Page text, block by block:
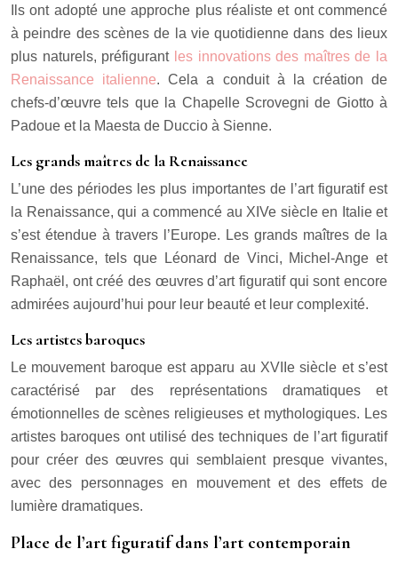
Ils ont adopté une approche plus réaliste et ont commencé
à peindre des scènes de la vie quotidienne dans des lieux
plus naturels, préfigurant les innovations des maîtres de la
Renaissance italienne. Cela a conduit à la création de
chefs-d’œuvre tels que la Chapelle Scrovegni de Giotto à
Padoue et la Maesta de Duccio à Sienne.
Les grands maîtres de la Renaissance
L’une des périodes les plus importantes de l’art figuratif est
la Renaissance, qui a commencé au XIVe siècle en Italie et
s’est étendue à travers l’Europe. Les grands maîtres de la
Renaissance, tels que Léonard de Vinci, Michel-Ange et
Raphaël, ont créé des œuvres d’art figuratif qui sont encore
admirées aujourd’hui pour leur beauté et leur complexité.
Les artistes baroques
Le mouvement baroque est apparu au XVIIe siècle et s’est
caractérisé par des représentations dramatiques et
émotionnelles de scènes religieuses et mythologiques. Les
artistes baroques ont utilisé des techniques de l’art figuratif
pour créer des œuvres qui semblaient presque vivantes,
avec des personnages en mouvement et des effets de
lumière dramatiques.
Place de l’art figuratif dans l’art contemporain